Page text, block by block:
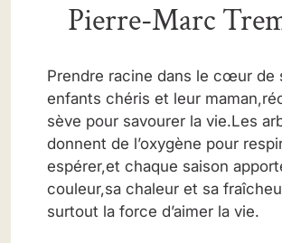
Pierre-Marc
Prendre racine dans le cœur de
enfants chéris et leur
sève pour savourer la vie.Les
donnent de l’oxygène pour
espérer,et chaque saison
couleur,sa chaleur et sa
surtout la force d’aimer la vie.